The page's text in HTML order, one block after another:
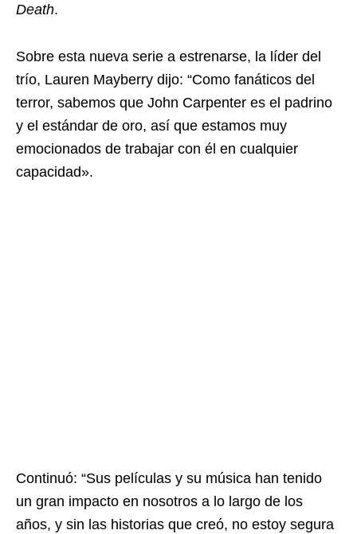
Death.
Sobre esta nueva serie a estrenarse, la líder del
trío, Lauren Mayberry dijo: “Como fanáticos del
terror, sabemos que John Carpenter es el padrino
y el estándar de oro, así que estamos muy
emocionados de trabajar con él en cualquier
capacidad».
Continuó: “Sus películas y su música han tenido
un gran impacto en nosotros a lo largo de los
años, y sin las historias que creó, no estoy segura